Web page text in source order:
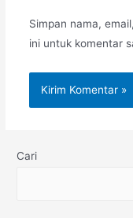
Simpan nama,
ini untuk komentar
Cari